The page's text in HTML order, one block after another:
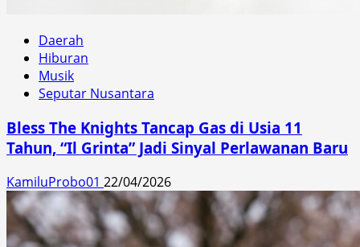
Daerah
Hiburan
Musik
Seputar Nusantara
Bless The Knights Tancap Gas di Usia 11
Tahun, “Il Grinta” Jadi Sinyal Perlawanan Baru
KamiluProbo01 22/04/2026